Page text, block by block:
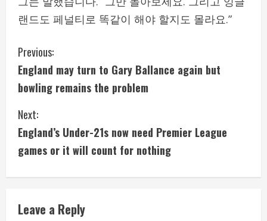
랜드도 페널티로 똑같이 해야 할지도 몰라요.”
C
o
n
t
i
n
u
Previous:
England may turn to Gary Ballance again but
bowling remains the problem
Next:
England’s Under-21s now need Premier League
games or it will count for nothing
Leave a Reply